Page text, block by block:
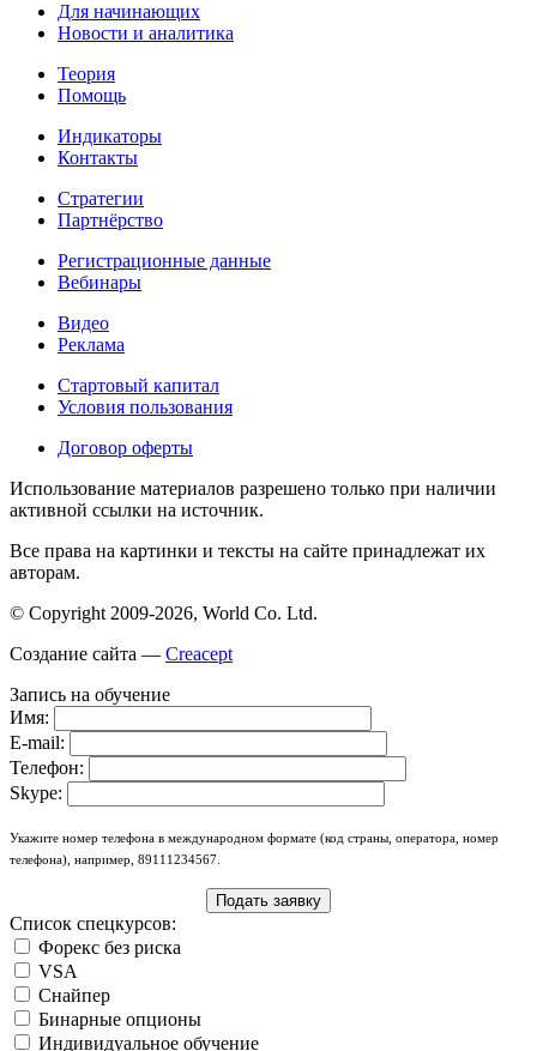
Для начинающих
Новости и аналитика
Теория
Помощь
Индикаторы
Контакты
Стратегии
Партнёрство
Регистрационные данные
Вебинары
Видео
Реклама
Стартовый капитал
Условия пользования
Договор оферты
Использование материалов разрешено только при наличии
активной ссылки на источник.
Все права на картинки и тексты на сайте принадлежат их
авторам.
© Copyright 2009-2026, World Co. Ltd.
Создание сайта — Creacept
Запись на обучение
Имя:
E-mail:
Телефон:
Skype:
Укажите номер телефона в международном формате (код страны, оператора, номер
телефона), например, 89111234567.
Список спецкурсов:
Форекс без риска
VSA
Снайпер
Бинарные опционы
Индивидуальное обучение